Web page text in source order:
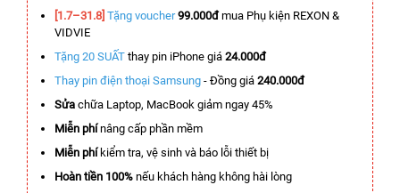
[1.7–31.8] Tặng voucher 99.000đmua Phụ kiện REXON &
VIDVIE
Tặng 20 SUẤT thay pin iPhone giá 24.000đ
Thay pin điện thoại Samsung - Đồng giá 240.000đ
Sửa chữa Laptop, MacBook giảm ngay 45%
Miễn phínâng cấp phần mềm
Miễn phíkiểm tra, vệ sinh và báo lỗi thiết bị
Hoàn tiền 100% nếu khách hàng không hài lòng